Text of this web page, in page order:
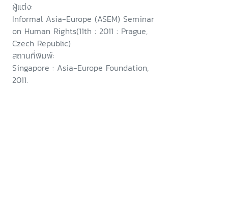
ผู้แต่ง:
Informal Asia-Europe (ASEM) Seminar
on Human Rights(11th : 2011 : Prague,
Czech Republic)
สถานที่พิมพ์:
Singapore : Asia-Europe Foundation,
2011.